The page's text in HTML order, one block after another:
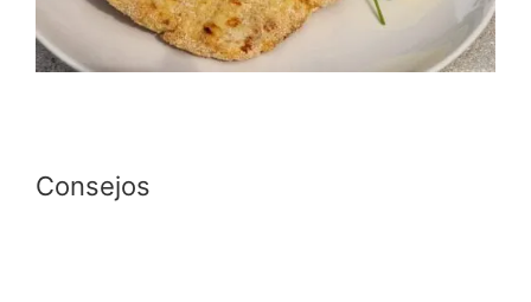
Consejos